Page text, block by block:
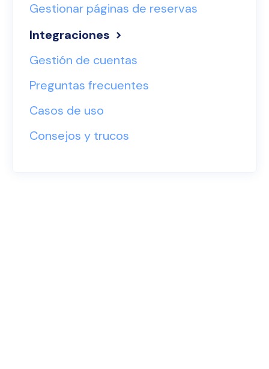
Gestionar páginas de reservas
Integraciones
Gestión de cuentas
Preguntas frecuentes
Casos de uso
Consejos y trucos